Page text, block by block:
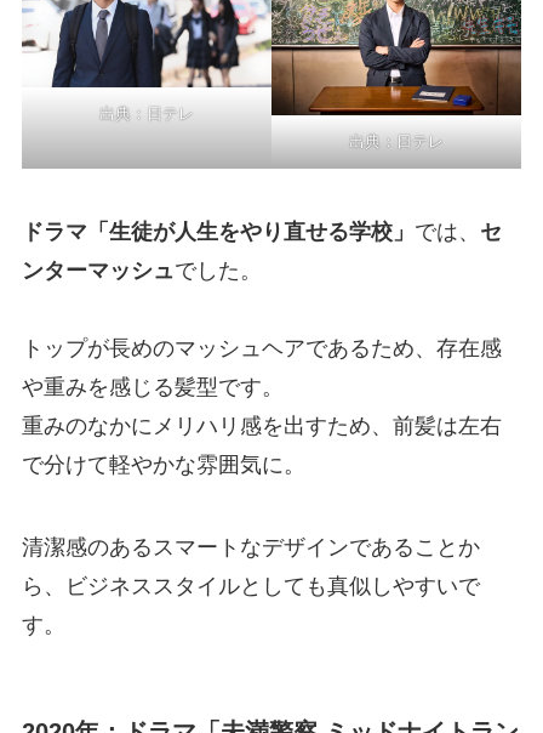
出典： 日テレ
出典： 日テレ
ドラマ「生徒が人生をやり直せる学校」 では、 セ
ンターマッシュでした。
トップが長めのマッシュヘアであるため、存在感
や重みを感じる髪型です。
重みのなかにメリハリ感を出すため、前髪は左右
で分けて軽やかな雰囲気に。
清潔感のあるスマートなデザインであることか
ら、ビジネススタイルとしても真似しやすいで
す。